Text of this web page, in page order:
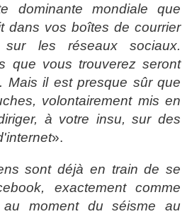
dominante mondiale que
dans vos boîtes de courrier
sur les réseaux sociaux.
que vous trouverez seront
Mais il est presque sûr que
volontairement mis en
à votre insu, sur des
».
sont déjà en train de se
exactement comme
moment du séisme au